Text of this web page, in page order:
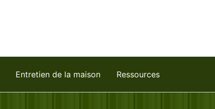
Entretien de la maison Ressources